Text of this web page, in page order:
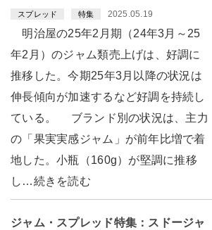
スプレッド 特集 2025.05.19
明治屋の25年2月期（24年3月～25
年2月）のジャム類売上げは、好調に
推移した。今期25年3月以降の状況は
伸長傾向が加速するなど好調を持続し
ている。 ブランド別の状況は、主力
の「果実実感ジャム」が前年比増で着
地した。小瓶（160g）が堅調に推移
し…続きを読む
ジャム・スプレッド特集：スドージャ